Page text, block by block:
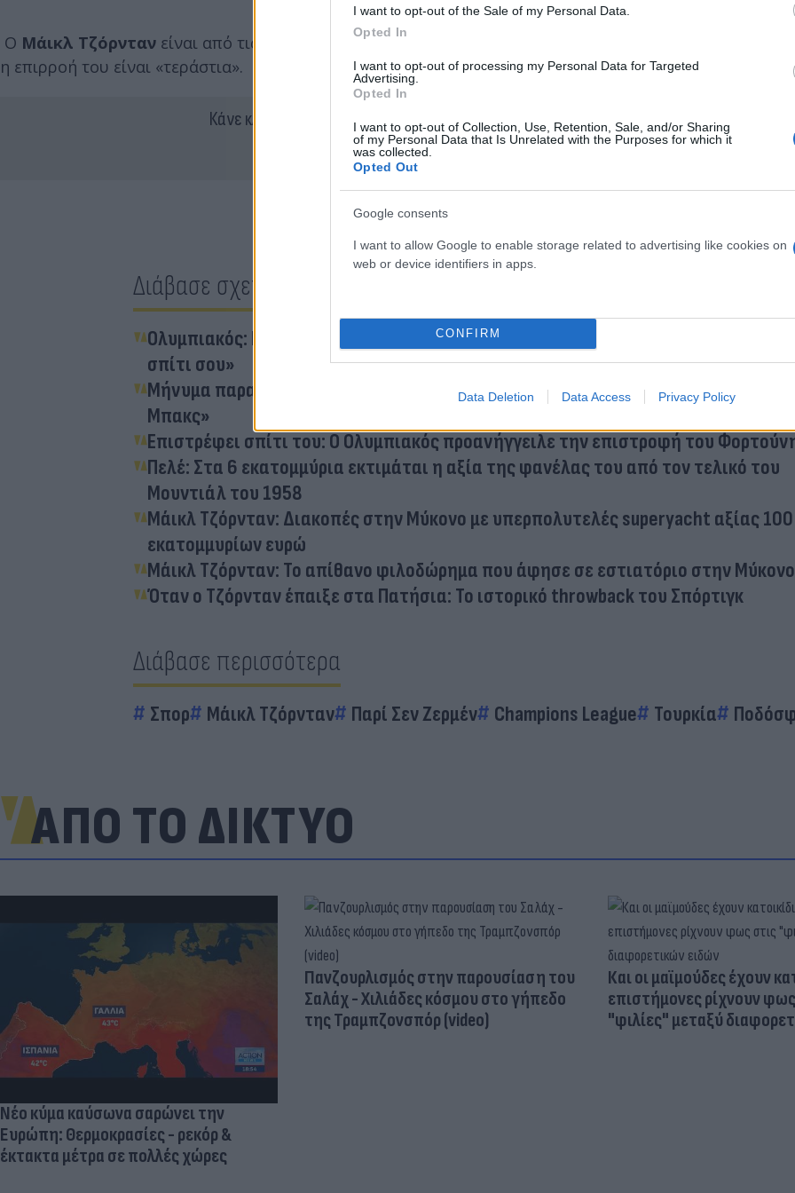
I want to opt-out of the Sale of my Personal Data.
Opted In
I want to opt-out of processing my Personal Data for Targeted
Advertising.
Opted In
I want to opt-out of Collection, Use, Retention, Sale, and/or Sharing
of my Personal Data that Is Unrelated with the Purposes for which it
was collected.
Opted Out
Google consents
I want to allow Google to enable storage related to advertising like cookies on
web or device identifiers in apps.
CONFIRM
Data Deletion Data Access Privacy Policy
Ο Μάικλ Τζόρνταν είναι από τις πιο ισχυρές εμπορικές δυνάμεις στον παγκόσμιο αθλητισμό,
η επιρροή του είναι «τεράστια».
Κάνε κλικ και δες περισσότεροFlash.grστην αναζήτηση τηςGoogle
Διάβασε σχετικά
Ολυμπιακός: Επίσημη η επιστροφή του «κάπτεν» Φορτούνη - «Κώστα, καλώς
σπίτι σου»
Μήνυμα παραμονής από τον Αντετοκούνμπο: «Θέλω να μείνω κι άλλα χρόνια στους
Μπακς»
Επιστρέφει σπίτι του: Ο Ολυμπιακός προανήγγειλε την επιστροφή του
Πελέ: Στα 6 εκατομμύρια εκτιμάται η αξία της φανέλας του από τον τελικό του
Μουντιάλ του 1958
Μάικλ Τζόρνταν: Διακοπές στην Μύκονο με υπερπολυτελές superyacht αξίας 100
εκατομμυρίων ευρώ
Μάικλ Τζόρνταν: Το απίθανο φιλοδώρημα που άφησε σε εστιατόριο στην Μύκονο
Όταν ο Τζόρνταν έπαιξε στα Πατήσια: Το ιστορικό throwback του Σπόρτιγκ
Διάβασε περισσότερα
Σπορ Μάικλ Τζόρνταν Παρί Σεν Ζερμέν Champions League Τουρκία
ΑΠΟ ΤΟ ΔΙΚΤΥΟ
Νέο κύμα καύσωνα σαρώνει την
Ευρώπη: Θερμοκρασίες - ρεκόρ &
έκτακτα μέτρα σε πολλές χώρες
Πανζουρλισμός στην παρουσίαση του
Σαλάχ - Χιλιάδες κόσμου στο γήπεδο
της Τραμπζονσπόρ (video)
Και οι μαϊμούδες έχουν
επιστήμονες ρίχνουν
"φιλίες" μεταξύ